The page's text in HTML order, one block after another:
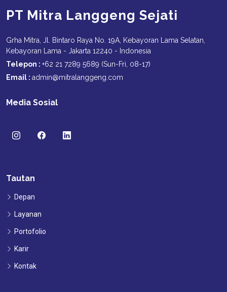
PT Mitra Langgeng Sejati
Grha Mitra, Jl. Bintaro Raya No. 19A, Kebayoran Lama Selatan,
Kebayoran Lama - Jakarta 12240 - Indonesia
Telepon : +62 21 7289 5689 (Sun-Fri, 08-17)
Email : admin@mitralanggeng.com
Media Sosial
Tautan
Depan
Layanan
Portofolio
Karir
Kontak